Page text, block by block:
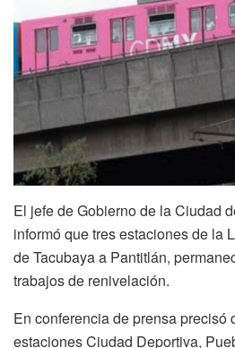
El jefe de Gobierno de la Ciudad
informó que tres estaciones de la
de Tacubaya a Pantitlán,
trabajos de renivelación.
En conferencia de prensa precisó
estaciones Ciudad Deportiva,